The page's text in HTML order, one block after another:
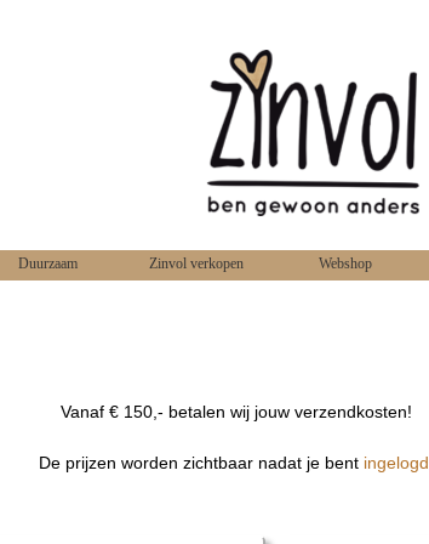
Duurzaam Zinvol verkopen Webshop
Vanaf € 150,- betalen wij jouw verzendkosten!
De prijzen worden zichtbaar nadat je bent ingelogd